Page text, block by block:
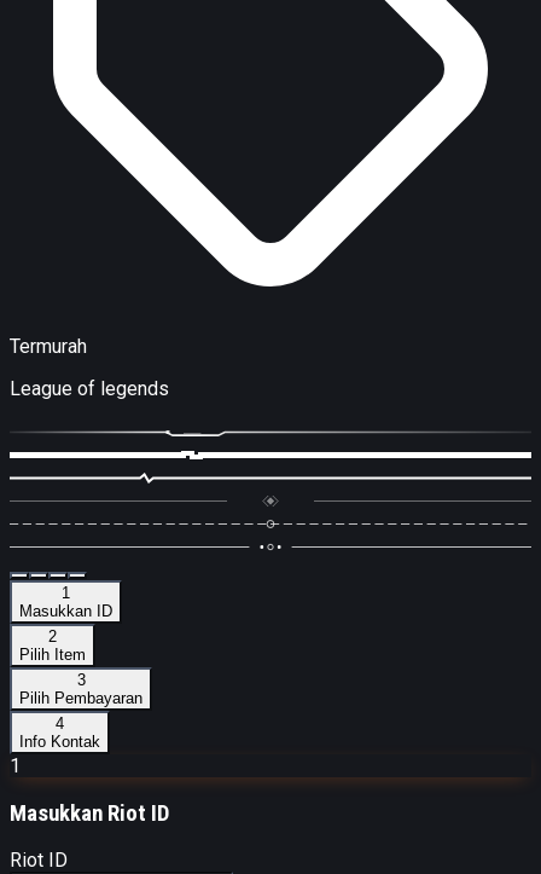
Termurah
League of legends
1
Masukkan ID
2
Pilih Item
3
Pilih Pembayaran
4
Info Kontak
1
Masukkan Riot ID
Riot ID